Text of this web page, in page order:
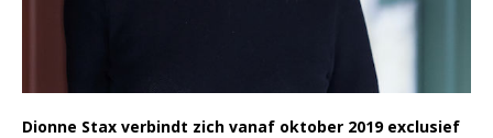
Dionne Stax verbindt zich vanaf oktober 2019 exclusief